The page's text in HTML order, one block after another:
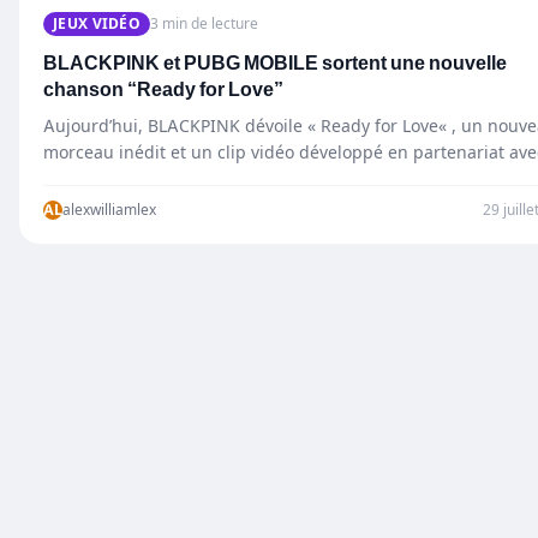
JEUX VIDÉO 3 min de lecture
BLACKPINK et PUBG MOBILE sortent une nouvelle
chanson “Ready for Love”
Aujourd’hui, BLACKPINK dévoile « Ready for Love« , un
morceau inédit et un clip vidéo développé en partenariat
ALalexwilliamlex 29